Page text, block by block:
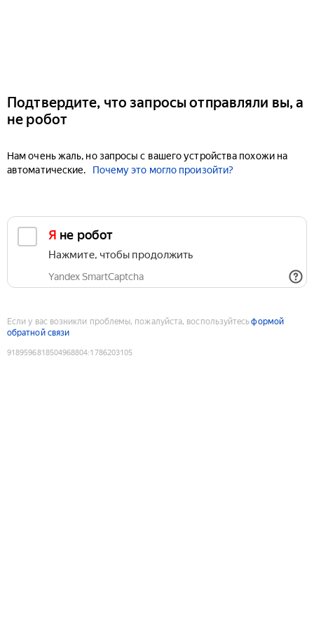
Подтвердите, что запросы отправляли вы, а
не робот
Нам очень жаль, но запросы с вашего устройства похожи на
автоматические.
Почему это могло произойти?
Я не робот
Нажмите, чтобы продолжить
Yandex SmartCaptcha
Если у вас возникли проблемы, пожалуйста, воспользуйтесьформой
обратной связи
9189596818504968804:1786203105